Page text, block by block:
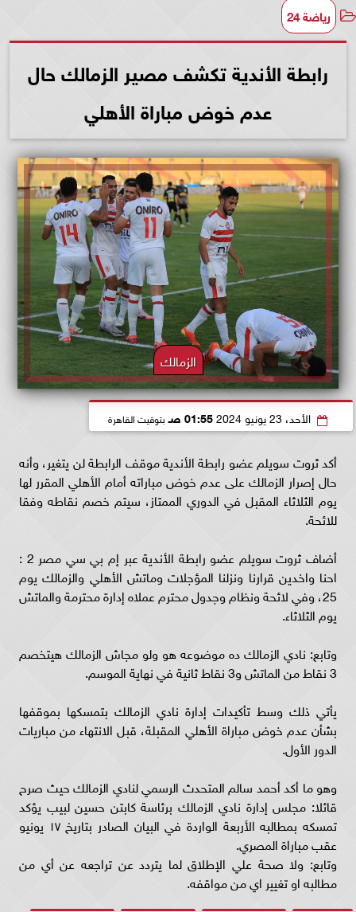
رياضة 24
رابطة الأندية تكشف مصير الزمالك حال
عدم خوض مباراة الأهلي
الزمالك
الأحد، 23 يونيو 2024 01:55 صـ بتوقيت القاهرة
أكد ثروت سويلم عضو رابطة الأندية موقف الرابطة لن يتغير، وأنه
حال إصرار الزمالك على عدم خوض مباراته أمام الأهلي المقرر لها
يوم الثلاثاء المقبل في الدوري الممتاز، سيتم خصم نقاطه وفقا
للائحة.
أضاف ثروت سويلم عضو رابطة الأندية عبر إم بي سي مصر 2 :
احنا واخدين قرارنا ونزلنا المؤجلات وماتش الأهلي والزمالك يوم
25، وفي لائحة ونظام وجدول محترم عملاه إدارة محترمة والماتش
يوم الثلاثاء.
وتابع: نادي الزمالك ده موضوعه هو ولو مجاش الزمالك هيتخصم
3 نقاط من الماتش و3 نقاط ثانية في نهاية الموسم.
يأتي ذلك وسط تأكيدات إدارة نادي الزمالك بتمسكها بموقفها
بشأن عدم خوض مباراة الأهلي المقبلة، قبل الانتهاء من مباريات
الدور الأول.
وهو ما أكد أحمد سالم المتحدث الرسمي لنادي الزمالك حيث صرح
قائلا: مجلس إدارة نادي الزمالك برئاسة كابتن حسين لبيب يؤكد
تمسكه بمطالبه الأربعة الواردة في البيان الصادر بتاريخ ١٧ يونيو
عقب مباراة المصري.
وتابع: ولا صحة علي الإطلاق لما يتردد عن تراجعه عن أي من
مطالبه او تغيير اي من مواقفه.